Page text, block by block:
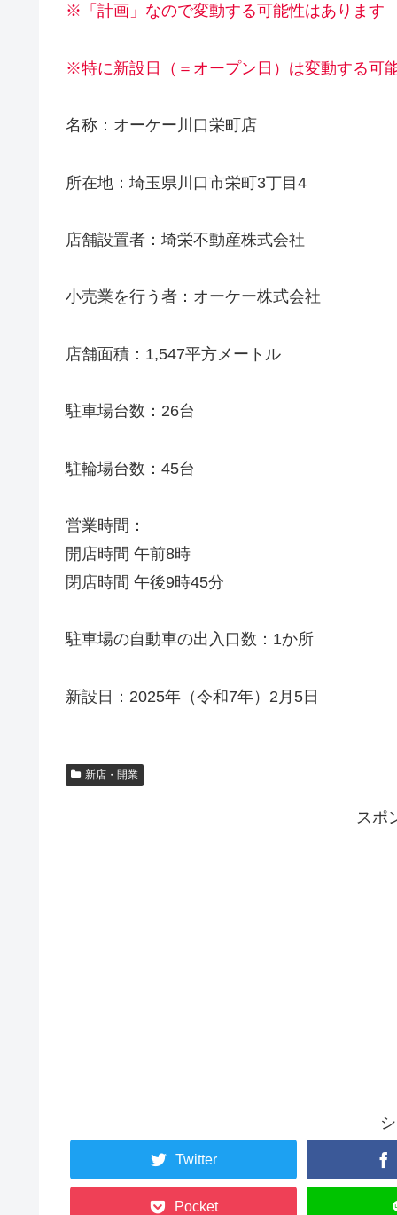
※「計画」なので変動する可能性はあります
※特に新設日（＝オープン日）は変動する可
名称：オーケー川口栄町店
所在地：埼玉県川口市栄町3丁目4
店舗設置者：埼栄不動産株式会社
小売業を行う者：オーケー株式会社
店舗面積：1,547平方メートル
駐車場台数：26台
駐輪場台数：45台
営業時間：
開店時間 午前8時
閉店時間 午後9時45分
駐車場の自動車の出入口数：1か所
新設日：2025年（令和7年）2月5日
新店・開業
スポ
Twitter
Pocket